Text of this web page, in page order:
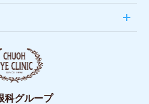
科グループ